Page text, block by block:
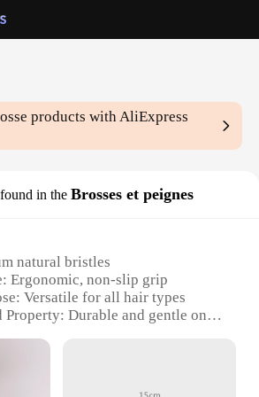
products with AliExpress
in the Brosses et peignes
natural bristles
Ergonomic, non-slip grip
Versatile for all hair types
Property: Durable and gentle on
in sets of 2 or 3
Suitable for both professional